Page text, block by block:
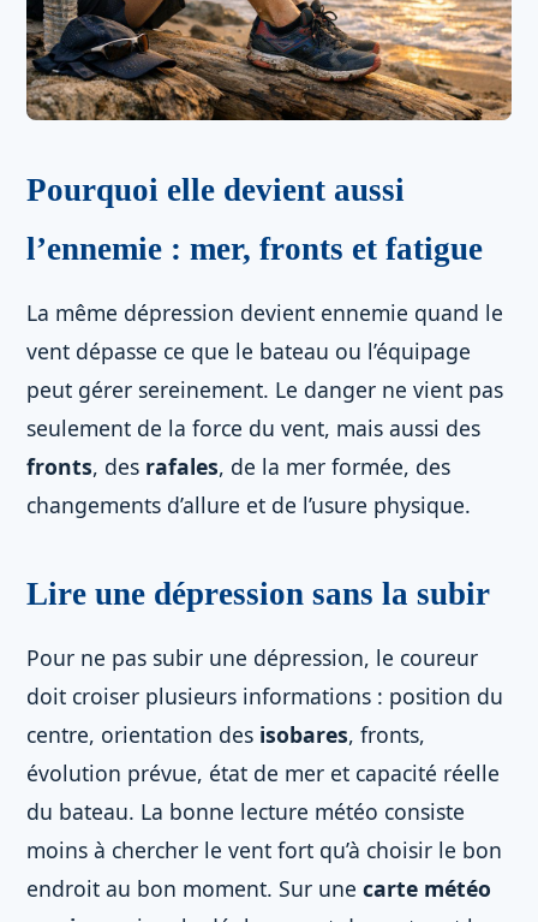
Pourquoi elle devient aussi
l’ennemie : mer, fronts et fatigue
La même dépression devient ennemie quand le
vent dépasse ce que le bateau ou l’équipage
peut gérer sereinement. Le danger ne vient pas
seulement de la force du vent, mais aussi des
fronts, des rafales, de la mer formée, des
changements d’allure et de l’usure physique.
Lire une dépression sans la subir
Pour ne pas subir une dépression, le coureur
doit croiser plusieurs informations : position du
centre, orientation des isobares, fronts,
évolution prévue, état de mer et capacité réelle
du bateau. La bonne lecture météo consiste
moins à chercher le vent fort qu’à choisir le bon
endroit au bon moment. Sur une carte météo